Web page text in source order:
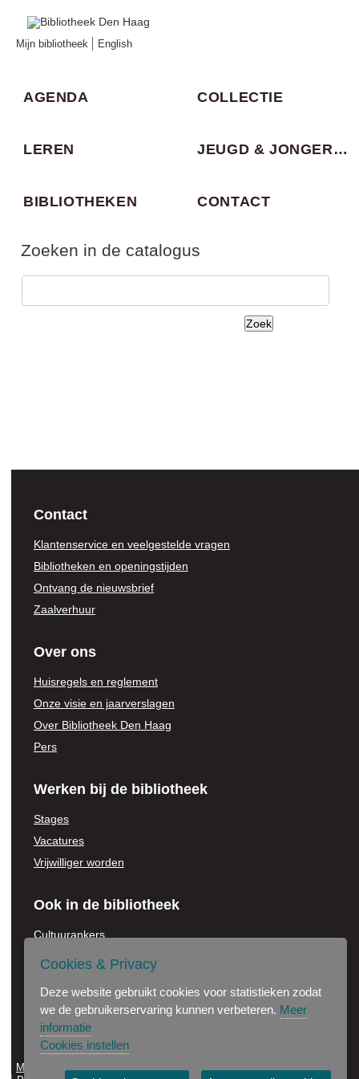
Mijn bibliotheek English
AGENDA COLLECTIE
LEREN JEUGD & JONGEREN
BIBLIOTHEKEN CONTACT
Zoeken in de catalogus
Contact
Klantenservice en veelgestelde vragen
Bibliotheken en openingstijden
Ontvang de nieuwsbrief
Zaalverhuur
Over ons
Huisregels en reglement
Onze visie en jaarverslagen
Over Bibliotheek Den Haag
Pers
Werken bij de bibliotheek
Stages
Vacatures
Vrijwilliger worden
Ook in de bibliotheek
Cultuurankers
Voor onderwijsinstellingen
Partners in de bibliotheek
Maak gebruik van onze wifi
Disclaimer
Cookies & Privacy
Deze website gebruikt cookies voor statistieken zodat
we de gebruikerservaring kunnen verbeteren. Meer
informatie
Cookies instellen